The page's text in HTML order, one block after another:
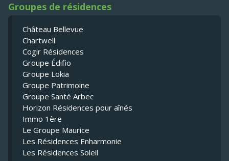
Groupes de résidences
Château Bellevue
Chartwell
Cogir Résidences
Groupe Édifio
Groupe Lokia
Groupe Patrimoine
Groupe Santé Arbec
Horizon Résidences pour aînés
Immo 1ère
Le Groupe Maurice
Les Résidences Enharmonie
Les Résidences Soleil